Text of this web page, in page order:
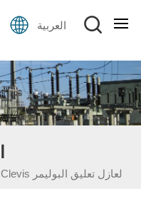
العربية
تركيبات 70kN Y Clevis لعازل تعليق البوليمر